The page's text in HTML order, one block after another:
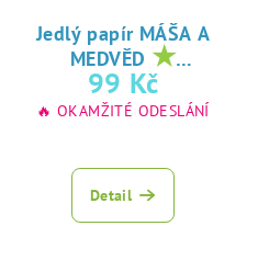
Jedlý papír MÁŠA A
MEDVĚD ★
oblíbený tisk na
jedlý papír
99 Kč
🔥 OKAMŽITÉ ODESLÁNÍ
Detail